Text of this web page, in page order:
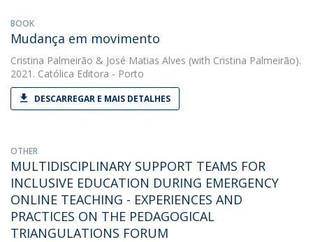
BOOK
Mudança em movimento
Cristina Palmeirão & José Matias Alves (with Cristina Palmeirão).
2021. Católica Editora - Porto
DESCARREGAR E MAIS DETALHES
OTHER
MULTIDISCIPLINARY SUPPORT TEAMS FOR
INCLUSIVE EDUCATION DURING EMERGENCY
ONLINE TEACHING - EXPERIENCES AND
PRACTICES ON THE PEDAGOGICAL
TRIANGULATIONS FORUM